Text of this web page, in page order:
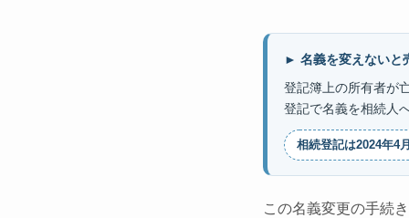
► 名義を変えないと
登記簿上の所有者が
登記で名義を相続人
相続登記は2024年4
この名義変更の手続